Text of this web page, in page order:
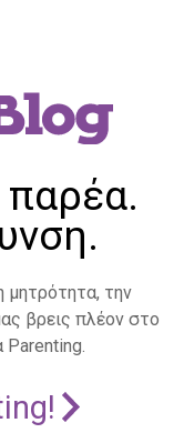
μητρότητα, την
βρεις πλέον στο
Parenting.